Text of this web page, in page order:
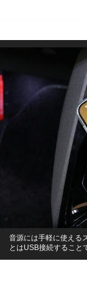
音源には手軽に使える
とはUSB接続すること